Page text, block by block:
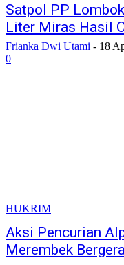
Satpol PP
Liter Miras Hasil
Frianka Dwi Utami - 18
0
HUKRIM
Aksi Pencurian
Merembek